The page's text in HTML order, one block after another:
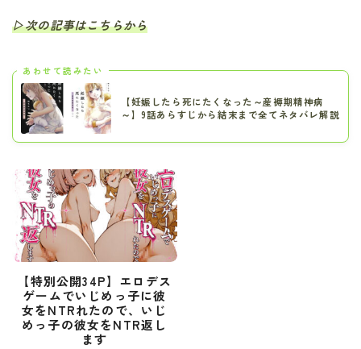
▷次の記事はこちらから
あわせて読みたい
【妊娠したら死にたくなった～産褥期精神病
～】9話あらすじから結末まで全てネタバレ解説
【特別公開34P】エロデス
ゲームでいじめっ子に彼
女をNTRれたので、いじ
めっ子の彼女をNTR返し
ます